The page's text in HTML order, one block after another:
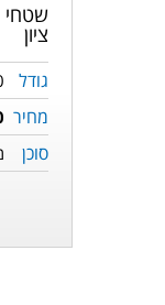
ציון
גודל
מחיר
סוכן